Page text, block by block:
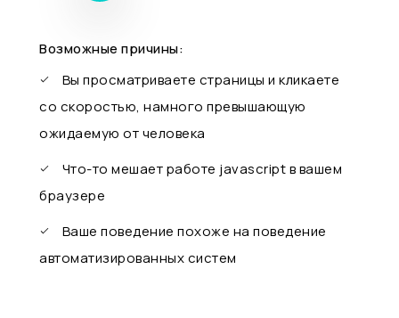
Возможные причины:
Вы просматриваете страницы и кликаете
со скоростью, намного превышающую
ожидаемую от человека
Что-то мешает работе javascript в вашем
браузере
Ваше поведение похоже на поведение
автоматизированных систем